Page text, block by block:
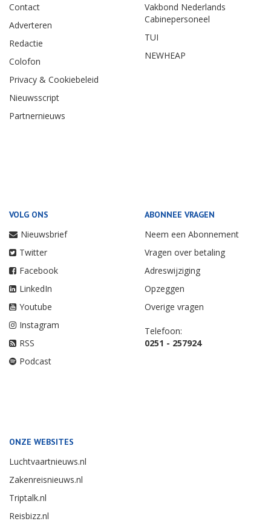
Contact
Adverteren
Redactie
Colofon
Privacy & Cookiebeleid
Nieuwsscript
Partnernieuws
Vakbond Nederlands
Cabinepersoneel
TUI
NEWHEAP
VOLG ONS
Nieuwsbrief
Twitter
Facebook
LinkedIn
Youtube
Instagram
RSS
Podcast
ABONNEE VRAGEN
Neem een Abonnement
Vragen over betaling
Adreswijziging
Opzeggen
Overige vragen
Telefoon:
0251 - 257924
ONZE WEBSITES
Luchtvaartnieuws.nl
Zakenreisnieuws.nl
Triptalk.nl
Reisbizz.nl